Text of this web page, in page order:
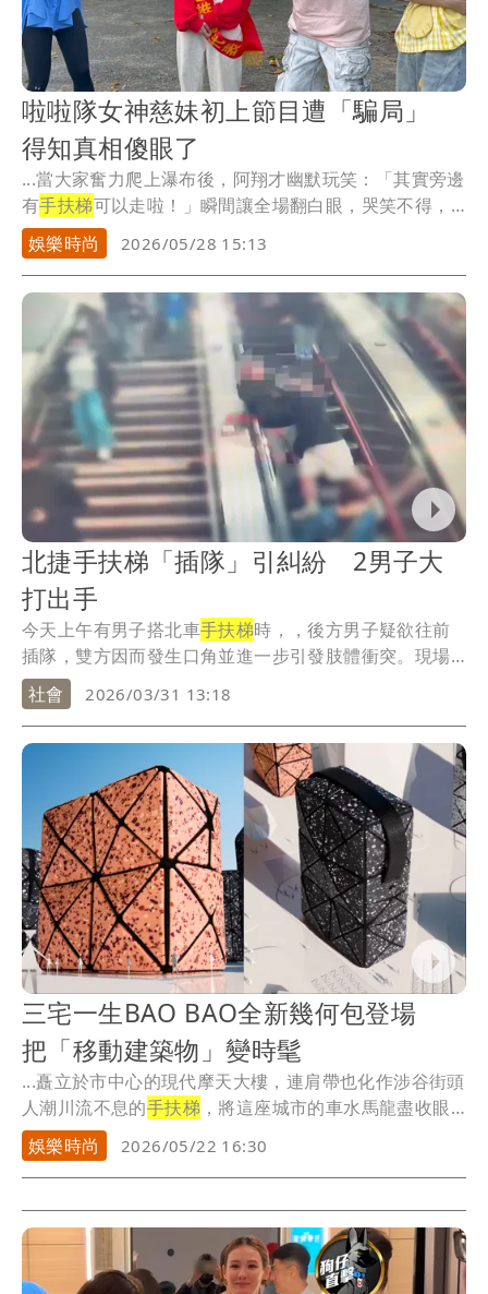
啦啦隊女神慈妹初上節目遭「騙局」
得知真相傻眼了
...當大家奮力爬上瀑布後，阿翔才幽默玩笑：「其實旁邊
有手扶梯可以走啦！」瞬間讓全場翻白眼，哭笑不得，
楊繡...
娛樂時尚 2026/05/28 15:13
北捷手扶梯「插隊」引糾紛 2男子大
打出手
今天上午有男子搭北車手扶梯時，，後方男子疑欲往前
插隊，雙方因而發生口角並進一步引發肢體衝突。現場
保全...
社會 2026/03/31 13:18
三宅一生BAO BAO全新幾何包登場
把「移動建築物」變時髦
...矗立於市中心的現代摩天大樓，連肩帶也化作涉谷街頭
人潮川流不息的手扶梯 ，將這座城市的車水馬龍盡收眼
底。
娛樂時尚 2026/05/22 16:30